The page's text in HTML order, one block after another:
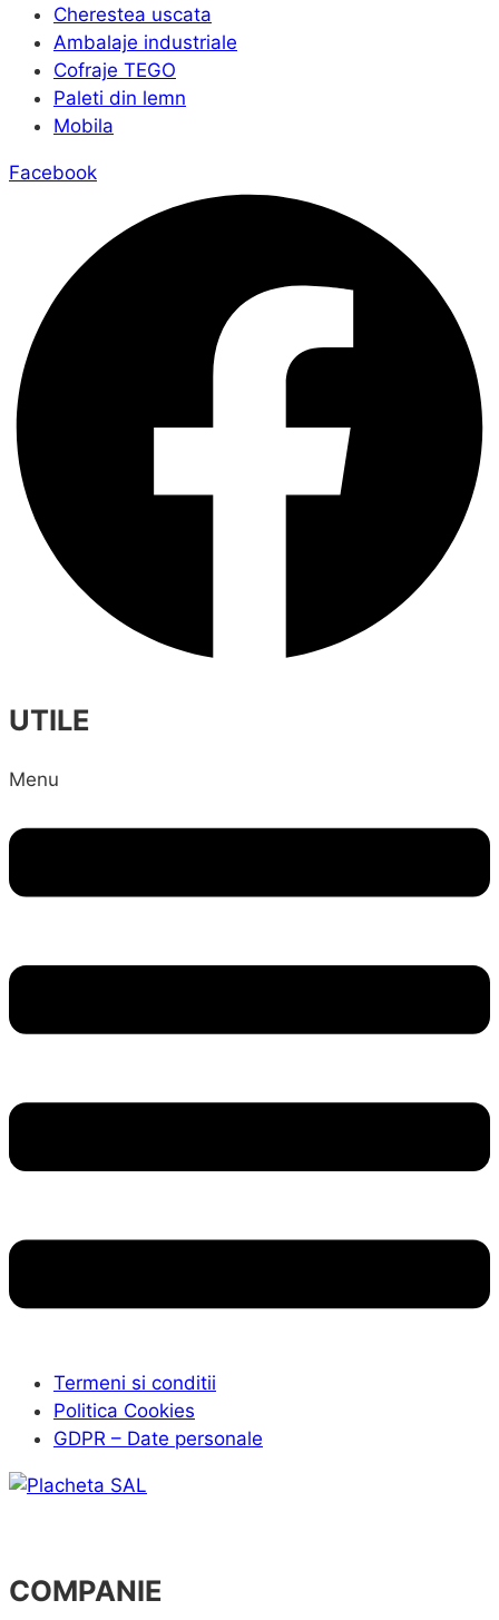
Cherestea uscata
Ambalaje industriale
Cofraje TEGO
Paleti din lemn
Mobila
Facebook
UTILE
Menu
Termeni si conditii
Politica Cookies
GDPR – Date personale
COMPANIE